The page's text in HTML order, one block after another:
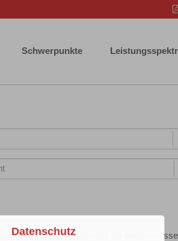
Schwerpunkte
Er bezieht die
Datenschutz